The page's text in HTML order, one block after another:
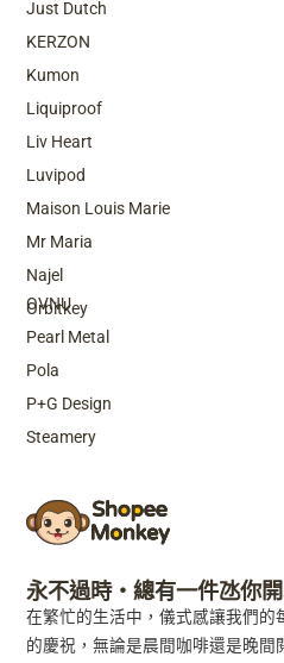
Top Brands
OVNU
Pearl Metal
Pola
P+G Design
Steamery
Just Dutch
KERZON
Kumon
Liquiproof
Liv Heart
Luvipod
Maison Louis Marie
Mr Maria
Najel
Orbitkey
永不過時・總有一件氹你開
在繁忙的生活中，儀式感讓我們的
的慶祝，無論是晨間咖啡還是晚